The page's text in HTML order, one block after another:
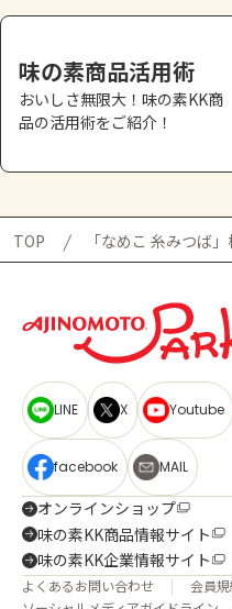
味の素商品活用術
おいしさ無限大！味の素KK商
品の活用術をご紹介！
TOP 「なめこ 糸みつば
LINE X Youtube
facebook MAIL
オンラインショップ
味の素KK商品情報サイト
味の素KK企業情報サイト
よくあるお問い合わせ
会員規